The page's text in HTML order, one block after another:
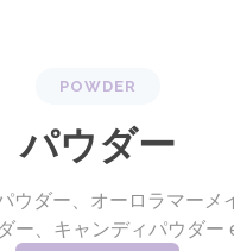
POWDER
パウダー
ウダー、オーロラマーメ
ー、キャンディパウダー